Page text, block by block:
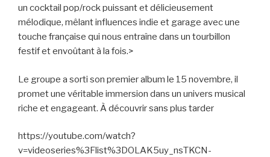
un cocktail pop/rock puissant et délicieusement
mélodique, mêlant influences indie et garage avec une
touche française qui nous entraîne dans un tourbillon
festif et envoûtant à la fois.>
Le groupe a sorti son premier album le 15 novembre, il
promet une véritable immersion dans un univers musical
riche et engageant. À découvrir sans plus tarder
https://youtube.com/watch?
v=videoseries%3Flist%3DOLAK5uy_nsTKCN-